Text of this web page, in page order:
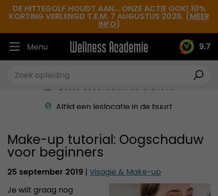
DE HITTEGOLF HOUDT AAN... ONZE ACTIE OOK! 10%
KORTING VERLENGD T.E.M. 7 AUGUSTUS 2026. (MEER
INFO)
9.7
Menu
Ruim 30.000 tevreden studenten
Beste docenten in de branche
Make-up tutorial: Oogschaduw
voor beginners
25 september 2019 | Visagie & Make-up
Je wilt graag nog